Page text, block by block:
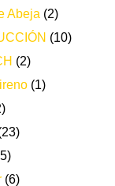
Abeja (2)
(10)
(2)
(1)
(6)